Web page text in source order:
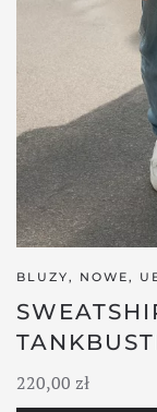
BLUZY, NOWE,
220,00 zł